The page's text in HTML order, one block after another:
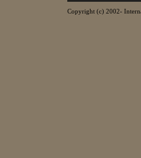
Copyright (c) 2002-